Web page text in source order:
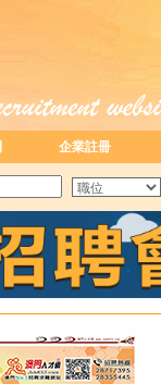
企業註冊